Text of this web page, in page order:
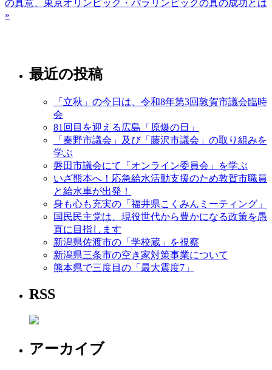
の真意、東京オリンピック・パラリンピックの真の成功とは
»
最近の投稿
「立秋」の今日は、令和8年第3回敦賀市議会臨時
会
81回目を迎える広島「原爆の日」
「秦野市議会」及び「藤沢市議会」の取り組みを
学ぶ
磐田市議会にて「オンライン委員会」を学ぶ
いざ熊本へ！応急給水活動支援のため敦賀市職員
と給水車が出発！
身も心も充実の「福井県こくみんミーティング」
国民民主党は、現役世代から豊かになる政策を愚
直に目指します
新潟県佐渡市の「学校蔵」を視察
新潟県三条市の空き家対策事業について
熊本県で三度目の「最大震度7」
RSS
アーカイブ